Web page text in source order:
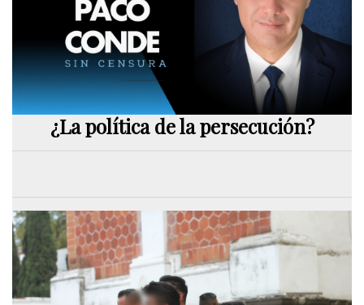
¿La política de la persecución?